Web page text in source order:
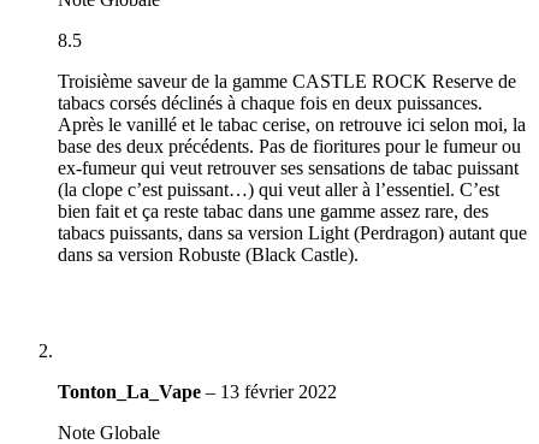
8.5
Troisième saveur de la gamme CASTLE ROCK Reserve de
tabacs corsés déclinés à chaque fois en deux puissances.
Après le vanillé et le tabac cerise, on retrouve ici selon moi, la
base des deux précédents. Pas de fioritures pour le fumeur ou
ex-fumeur qui veut retrouver ses sensations de tabac puissant
(la clope c’est puissant…) qui veut aller à l’essentiel. C’est
bien fait et ça reste tabac dans une gamme assez rare, des
tabacs puissants, dans sa version Light (Perdragon) autant que
dans sa version Robuste (Black Castle).
Tonton_La_Vape – 13 février 2022
Note Globale